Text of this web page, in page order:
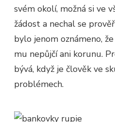
svém okolí, možná si ve
žádost a nechal se
bylo jenom oznámeno,
mu nepůjčí ani korunu.
bývá, když je člověk ve
problémech.